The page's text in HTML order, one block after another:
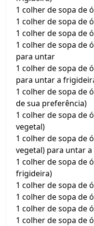
1 colher de sopa de
1 colher de sopa de
1 colher de sopa de
1 colher de sopa de
para untar
1 colher de sopa de
para untar a
1 colher de sopa de
de sua preferência)
1 colher de sopa de
vegetal)
1 colher de sopa de
vegetal) para untar
1 colher de sopa de
frigideira)
1 colher de sopa de
1 colher de sopa de
1 colher de sopa de
1 colher de sopa de